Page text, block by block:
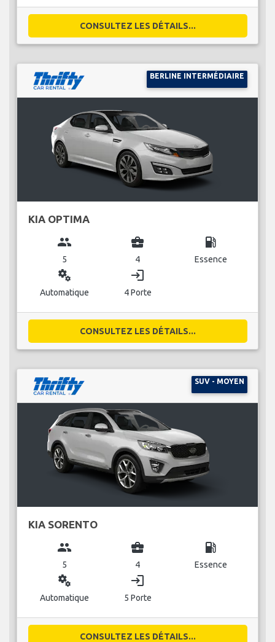
CONSULTEZ LES DÉTAILS...
BERLINE INTERMÉDIAIRE
KIA OPTIMA
group
5
business_center
4
local_gas_station
Essence
miscellaneous_services
Automatique
login
4 Porte
CONSULTEZ LES DÉTAILS...
SUV - MOYEN
KIA SORENTO
group
5
business_center
4
local_gas_station
Essence
miscellaneous_services
Automatique
login
5 Porte
CONSULTEZ LES DÉTAILS...